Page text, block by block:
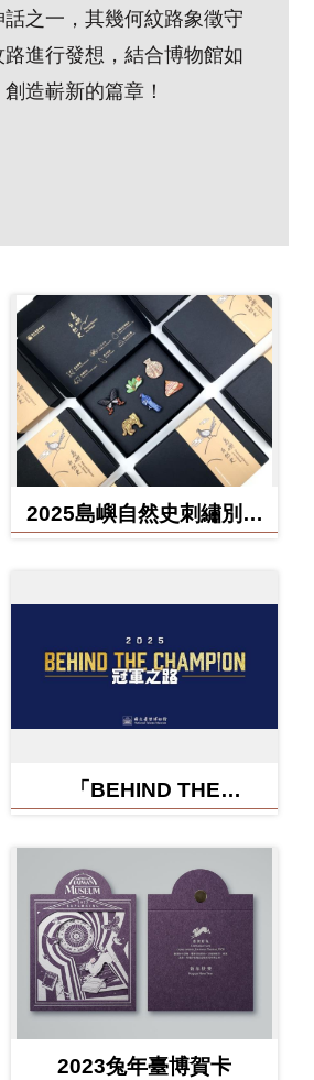
之一，其幾何紋路象徵守
進行發想，結合博物館如
造嶄新的篇章！
2025島嶼自然史刺繡別針
「BEHIND THE
展」紀念信封
2023兔年臺博賀卡